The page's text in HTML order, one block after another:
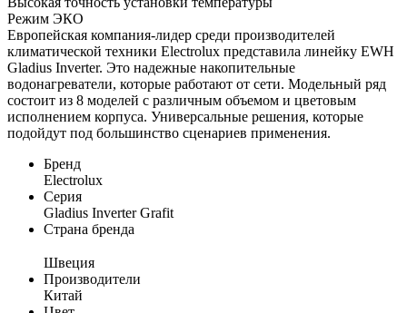
Режим ЭКО
Европейская компания-лидер среди производителей
климатической техники Electrolux представила линейку EWH
Gladius Inverter. Это надежные накопительные
водонагреватели, которые работают от сети. Модельный ряд
состоит из 8 моделей с различным объемом и цветовым
исполнением корпуса. Универсальные решения, которые
подойдут под большинство сценариев применения.
Бренд
Electrolux
Серия
Gladius Inverter Grafit
Страна бренда
Швеция
Производители
Китай